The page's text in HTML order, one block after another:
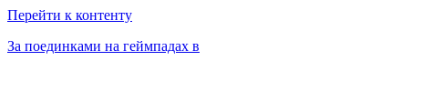
Перейти к контенту
За поединками на геймпадах в